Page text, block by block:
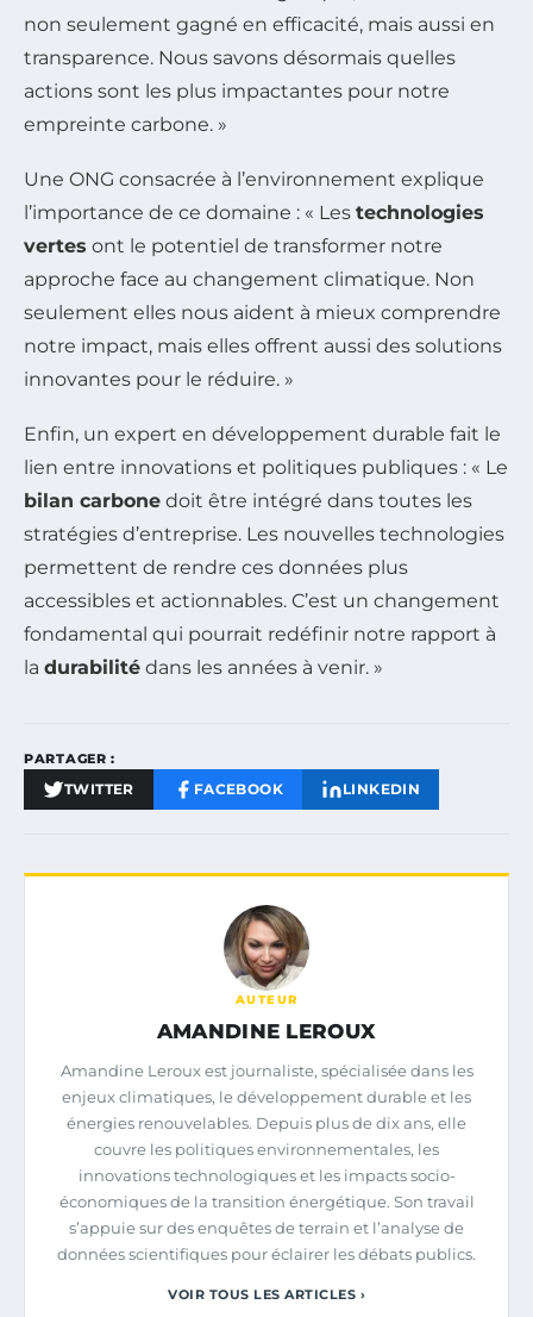
non seulement gagné en efficacité, mais aussi en
transparence. Nous savons désormais quelles
actions sont les plus impactantes pour notre
empreinte carbone. »
Une ONG consacrée à l’environnement explique
l’importance de ce domaine : « Les technologies
vertes ont le potentiel de transformer notre
approche face au changement climatique. Non
seulement elles nous aident à mieux comprendre
notre impact, mais elles offrent aussi des solutions
innovantes pour le réduire. »
Enfin, un expert en développement durable fait le
lien entre innovations et politiques publiques : « Le
bilan carbone doit être intégré dans toutes les
stratégies d’entreprise. Les nouvelles technologies
permettent de rendre ces données plus
accessibles et actionnables. C’est un changement
fondamental qui pourrait redéfinir notre rapport à
la durabilité dans les années à venir. »
PARTAGER :
TWITTER FACEBOOK LINKEDIN
AUTEUR
AMANDINE LEROUX
Amandine Leroux est journaliste, spécialisée dans les
enjeux climatiques, le développement durable et les
énergies renouvelables. Depuis plus de dix ans, elle
couvre les politiques environnementales, les
innovations technologiques et les impacts socio-
économiques de la transition énergétique. Son travail
s’appuie sur des enquêtes de terrain et l’analyse de
données scientifiques pour éclairer les débats publics.
VOIR TOUS LES ARTICLES ›